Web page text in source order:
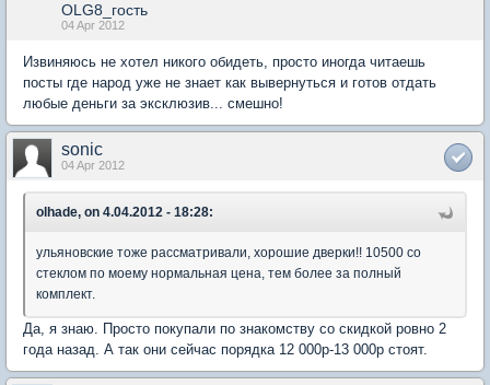
OLG8_гость
04 Apr 2012
Извиняюсь не хотел никого обидеть, просто иногда читаешь
посты где народ уже не знает как вывернуться и готов отдать
любые деньги за эксклюзив... смешно!
sonic
04 Apr 2012
olhade, on 4.04.2012 - 18:28:
ульяновские тоже рассматривали, хорошие дверки!! 10500 со
стеклом по моему нормальная цена, тем более за полный
комплект.
Да, я знаю. Просто покупали по знакомству со скидкой ровно 2
года назад. А так они сейчас порядка 12 000р-13 000р стоят.